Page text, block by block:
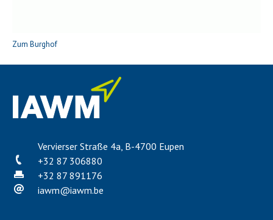
Zum Burghof
Vervierser Straße 4a, B-4700 Eupen
+32 87 306880
+32 87 891176
iawm@iawm.be